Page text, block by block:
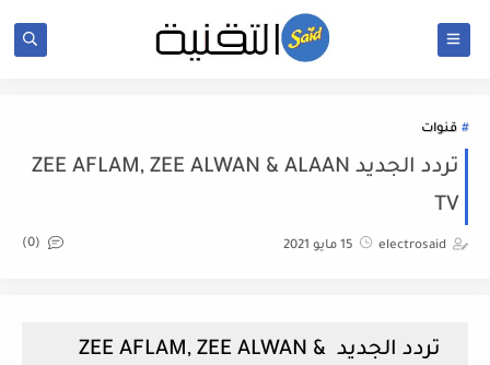
قنوات
تردد الجديد ZEE AFLAM, ZEE ALWAN & ALAAN
TV
electrosaid 15 مايو 2021 (0)
تردد الجديد ZEE AFLAM, ZEE ALWAN &